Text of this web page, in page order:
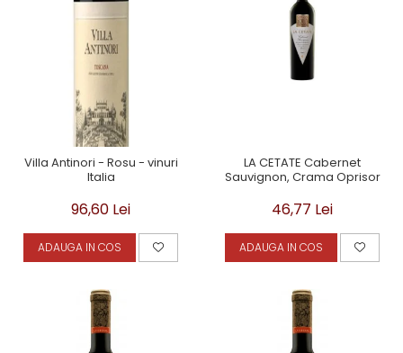
Villa Antinori - Rosu - vinuri
Italia
96,60 Lei
ADAUGA IN COS
LA CETATE Cabernet
Sauvignon, Crama Oprisor
46,77 Lei
ADAUGA IN COS